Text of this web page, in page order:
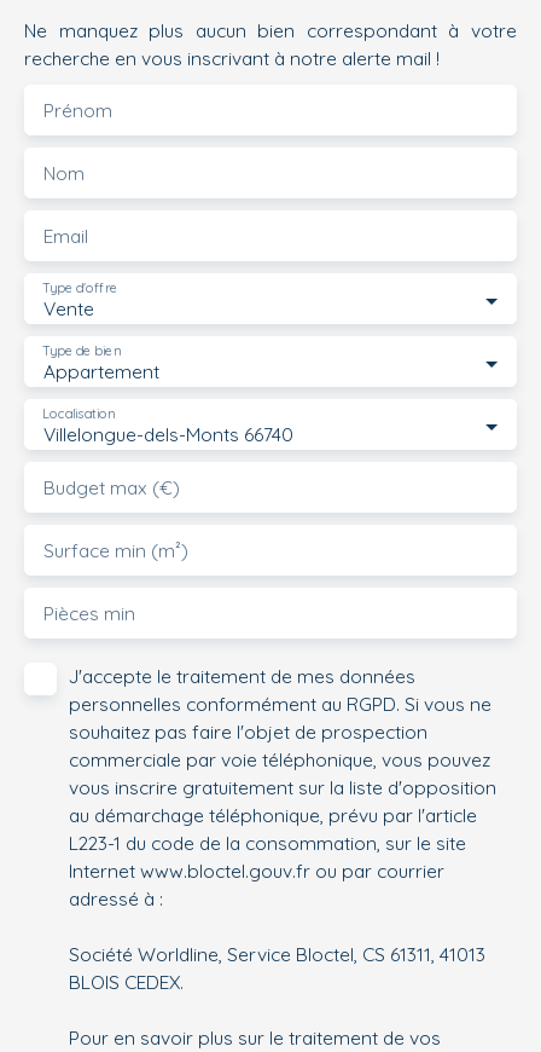
Ne manquez plus aucun bien correspondant à votre
recherche en vous inscrivant à notre alerte mail !
Prénom
Nom
Email
Vente
Type d'offre
Appartement
Type de bien
Villelongue-dels-Monts 66740
Localisation
Budget max (€)
Surface min (m²)
Pièces min
J'accepte le traitement de mes données
personnelles conformément au RGPD. Si vous ne
souhaitez pas faire l'objet de prospection
commerciale par voie téléphonique, vous pouvez
vous inscrire gratuitement sur la liste d'opposition
au démarchage téléphonique, prévu par l'article
L223-1 du code de la consommation, sur le site
Internet www.bloctel.gouv.fr ou par courrier
adressé à :
Société Worldline, Service Bloctel, CS 61311, 41013
BLOIS CEDEX.
Pour en savoir plus sur le traitement de vos